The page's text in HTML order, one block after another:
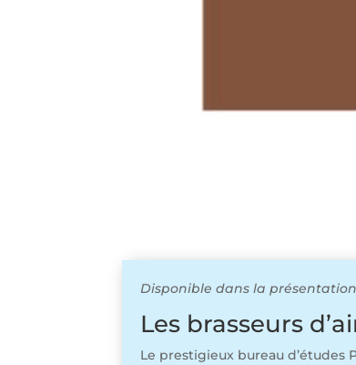
Disponible dans la
Les brasseurs
Le prestigieux bureau d’études